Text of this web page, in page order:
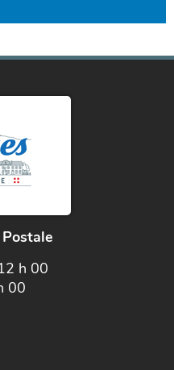
h 00
00